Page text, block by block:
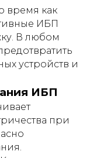
время как
ИБП
В любом
устройств и
ИБП
при